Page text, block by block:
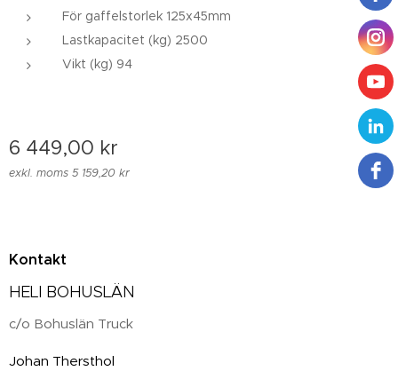
För gaffelstorlek 125x45mm
Lastkapacitet (kg) 2500
Vikt (kg) 94
6 449,00 kr
exkl. moms 5 159,20 kr
Kontakt
HELI BOHUSLÄN
c/o Bohuslän Truck
Johan Thersthol